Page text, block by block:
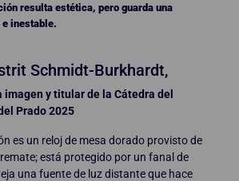
resulta estética, pero guarda una
inestable.
Schmidt-Burkhardt,
imagen y titular de la Cátedra del
Prado 2025
es un reloj de mesa dorado provisto de
está protegido por un fanal de
una fuente de luz distante que hace